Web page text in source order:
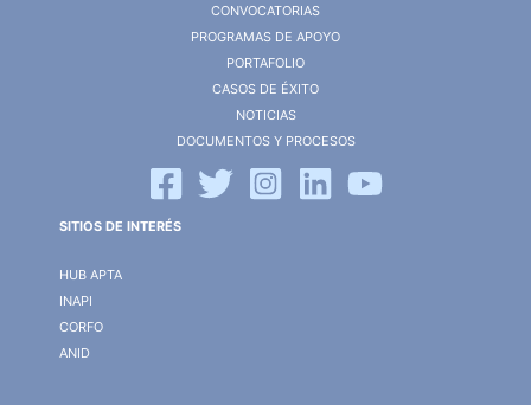
CONVOCATORIAS
PROGRAMAS DE APOYO
PORTAFOLIO
CASOS DE ÉXITO
NOTICIAS
DOCUMENTOS Y PROCESOS
SITIOS DE INTERÉS
HUB APTA
INAPI
CORFO
ANID